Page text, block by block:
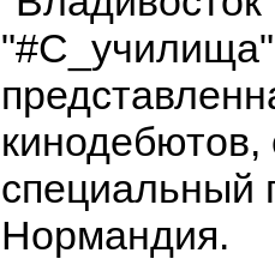
кинодебютов,
специальный
Нормандия.